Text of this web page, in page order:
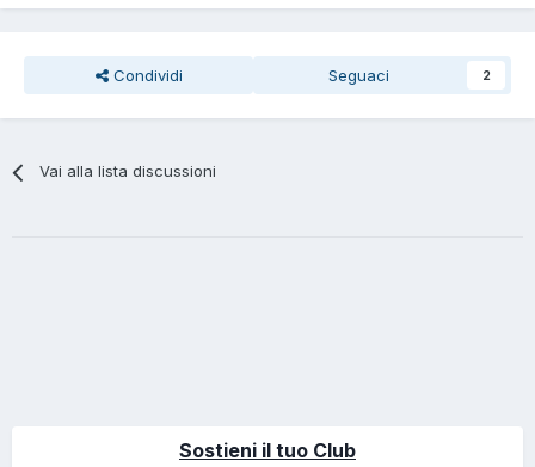
Condividi Seguaci 2
Vai alla lista discussioni
Sostieni il tuo Club